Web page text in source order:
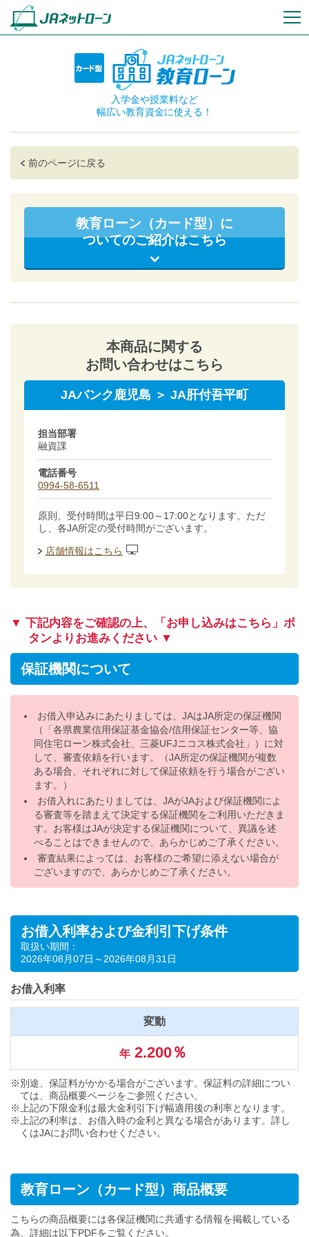
入学金や授業料など
幅広い教育資金に使える！
前のページに戻る
教育ローン（カード型）に
ついてのご紹介はこちら
本商品に関する
お問い合わせはこちら
JAバンク鹿児島 ＞ JA肝付吾平町
担当部署
融資課
電話番号
0994-58-6511
原則、受付時間は平日9:00～17:00となります。ただ
し、各JA所定の受付時間がございます。
店舗情報はこちら
▼ 下記内容をご確認の上、「お申し込みはこちら」ボ
タンよりお進みください ▼
保証機関について
お借入申込みにあたりましては、JAはJA所定の保証機関
（「各県農業信用保証基金協会/信用保証センター等、協
同住宅ローン株式会社、三菱UFJニコス株式会社」）に対
して、審査依頼を行います。（JA所定の保証機関が複数
ある場合、それぞれに対して保証依頼を行う場合がござい
ます。）
お借入れにあたりましては、JAがJAおよび保証機関によ
る審査等を踏まえて決定する保証機関をご利用いただきま
す。お客様はJAが決定する保証機関について、異議を述
べることはできませんので、あらかじめご了承ください。
審査結果によっては、お客様のご希望に添えない場合が
ございますので、あらかじめご了承ください。
お借入利率および金利引下げ条件
取扱い期間：
2026年08月07日～2026年08月31日
お借入利率
変動
年2.200％
別途、保証料がかかる場合がございます。保証料の詳細につい
ては、商品概要ページをご参照ください。
上記の下限金利は最大金利引下げ幅適用後の利率となります。
上記の利率は、お借入時の金利と異なる場合があります。詳し
くはJAにお問い合わせください。
教育ローン（カード型）商品概要
こちらの商品概要には各保証機関に共通する情報を掲載している
為、詳細は以下PDFをご覧ください。